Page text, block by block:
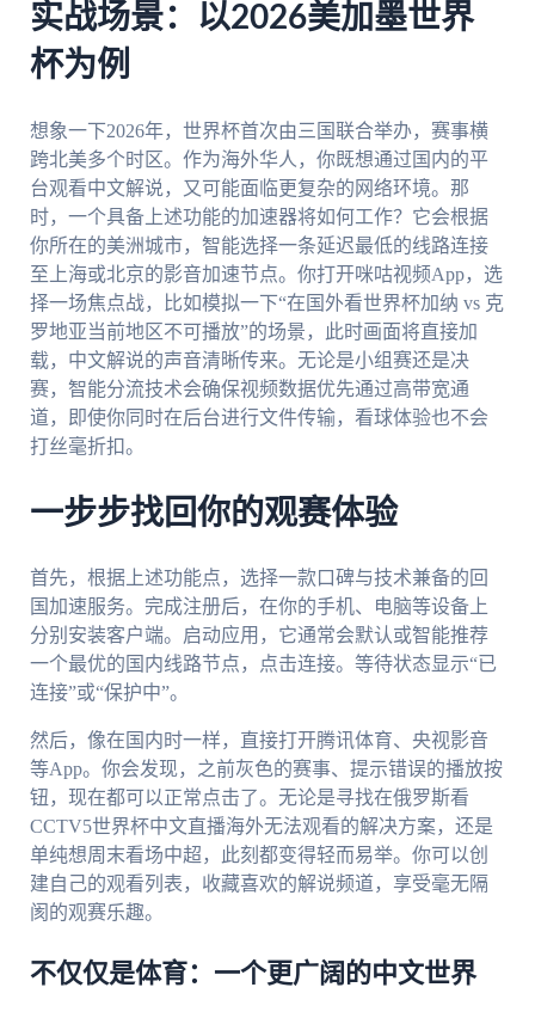
实战场景：以2026美加墨世界
杯为例
想象一下2026年，世界杯首次由三国联合举办，赛事横
跨北美多个时区。作为海外华人，你既想通过国内的平
台观看中文解说，又可能面临更复杂的网络环境。那
时，一个具备上述功能的加速器将如何工作？它会根据
你所在的美洲城市，智能选择一条延迟最低的线路连接
至上海或北京的影音加速节点。你打开咪咕视频App，选
择一场焦点战，比如模拟一下“在国外看世界杯加纳 vs 克
罗地亚当前地区不可播放”的场景，此时画面将直接加
载，中文解说的声音清晰传来。无论是小组赛还是决
赛，智能分流技术会确保视频数据优先通过高带宽通
道，即使你同时在后台进行文件传输，看球体验也不会
打丝毫折扣。
一步步找回你的观赛体验
首先，根据上述功能点，选择一款口碑与技术兼备的回
国加速服务。完成注册后，在你的手机、电脑等设备上
分别安装客户端。启动应用，它通常会默认或智能推荐
一个最优的国内线路节点，点击连接。等待状态显示“已
连接”或“保护中”。
然后，像在国内时一样，直接打开腾讯体育、央视影音
等App。你会发现，之前灰色的赛事、提示错误的播放按
钮，现在都可以正常点击了。无论是寻找在俄罗斯看
CCTV5世界杯中文直播海外无法观看的解决方案，还是
单纯想周末看场中超，此刻都变得轻而易举。你可以创
建自己的观看列表，收藏喜欢的解说频道，享受毫无隔
阂的观赛乐趣。
不仅仅是体育：一个更广阔的中文世界